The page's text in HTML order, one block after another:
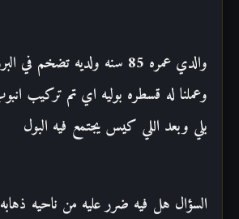
والدي عمره 85 سنه ولديه تضخم
وعملنا له قسطره بوليه اي تم تركيب
بلي وبعد اللي كيس يجتمع فيه البول
السؤال هل فيه ضرر عليه من ناحيه